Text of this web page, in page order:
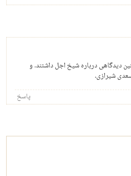
دیدگاهی درباره شیخ اجل داشتند. و
شیرازی.
پاسخ